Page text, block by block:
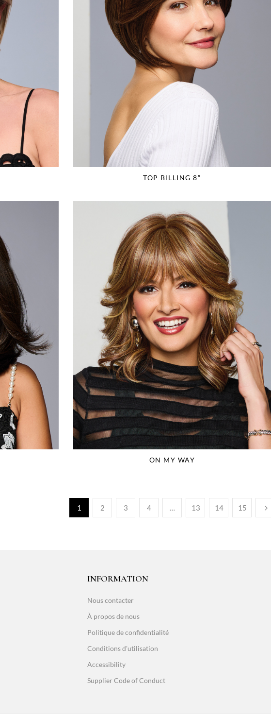
TOP BILLING 8”
ON MY WAY
1 2 3 4 … 13 14 15
INFORMATION
Nous contacter
À propos de nous
Politique de confidentialité
Conditions d'utilisation
Accessibility
Supplier Code of Conduct